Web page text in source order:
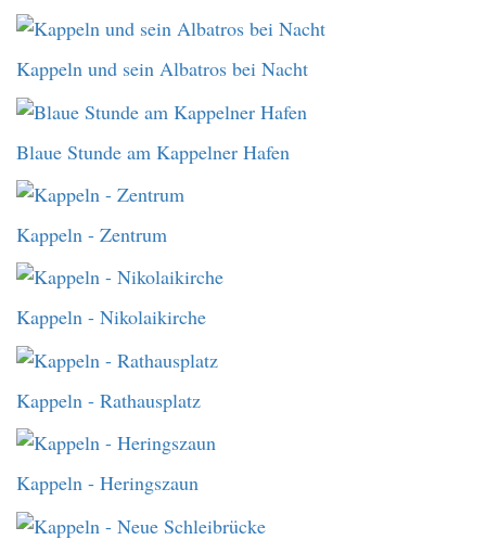
Kappeln und sein Albatros bei Nacht
Blaue Stunde am Kappelner Hafen
Kappeln - Zentrum
Kappeln - Nikolaikirche
Kappeln - Rathausplatz
Kappeln - Heringszaun